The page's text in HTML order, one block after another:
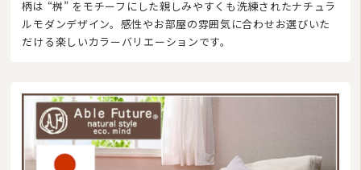
柄は “桝” をモチーフにした親しみやすくも洗練されたナチュラ
ルモダンデザイン。感性やお部屋の雰囲気に合わせお選びいた
だける楽しいカラーバリエーションです。